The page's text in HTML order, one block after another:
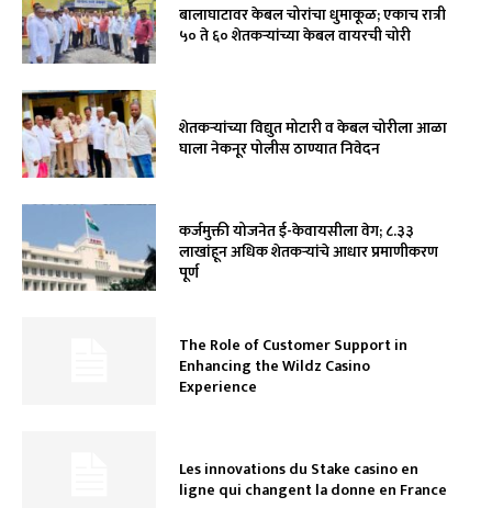
बालाघाटावर केबल चोरांचा धुमाकूळ; एकाच रात्री
५० ते ६० शेतकऱ्यांच्या केबल वायरची चोरी
शेतकऱ्यांच्या विद्युत मोटारी व केबल चोरीला आळा
घाला नेकनूर पोलीस ठाण्यात निवेदन
कर्जमुक्ती योजनेत ई-केवायसीला वेग; ८.३३
लाखांहून अधिक शेतकऱ्यांचे आधार प्रमाणीकरण
पूर्ण
The Role of Customer Support in
Enhancing the Wildz Casino
Experience
Les innovations du Stake casino en
ligne qui changent la donne en France